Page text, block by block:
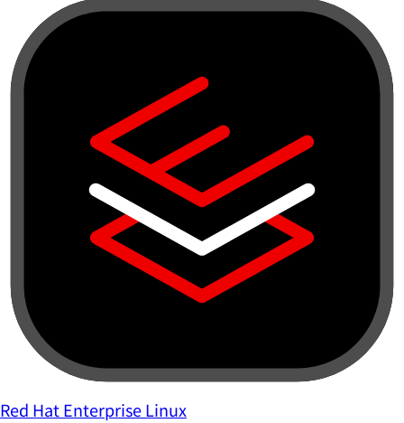
Red Hat Enterprise Linux